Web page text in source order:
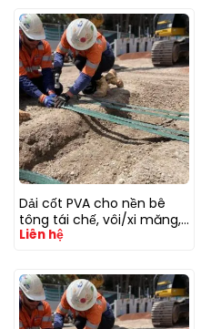
Dải cốt PVA cho nền bê
tông tái chế, vôi/xi măng,
pH cao; bản HA tăng độ
Liên hệ